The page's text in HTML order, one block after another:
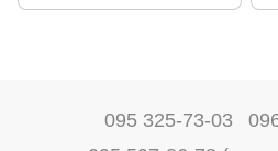
095 325-73-03